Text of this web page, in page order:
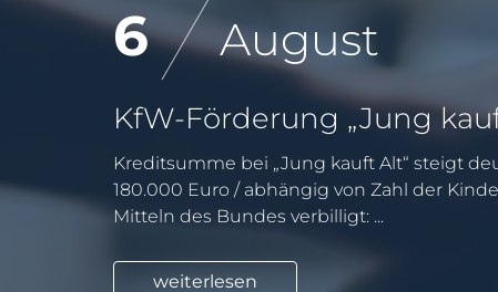
6 August
Kreditsumme bei „Jung kauft Alt“ steigt
180.000 Euro / abhängig von Zahl der
Mitteln des Bundes verbilligt: ...
weiterlesen